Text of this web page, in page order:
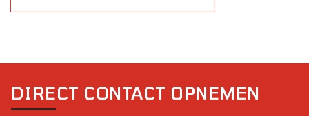
DIRECT CONTACT OPNEMEN